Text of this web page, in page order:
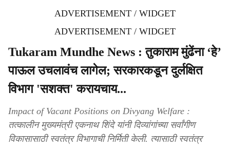
ADVERTISEMENT / WIDGET
ADVERTISEMENT / WIDGET
Tukaram Mundhe News : तुकाराम मुंढेंना ‘हे’
पाऊल उचलावंच लागेल; सरकारकडून दुर्लक्षित
विभाग 'सशक्त' करायचाय...
Impact of Vacant Positions on Divyang Welfare :
तत्कालीन मुख्यमंत्री एकनाथ शिंदे यांनी दिव्यांगांच्या सर्वांगीण
विकासासाठी स्वतंत्र विभागाची निर्मिती केली. त्यासाठी स्वतंत्र